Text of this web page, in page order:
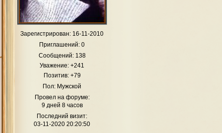
Зарегистрирован: 16-11-2010
Приглашений: 0
Сообщений:138
Уважение: +241
Позитив: +79
Пол: Мужской
Провел на форуме:
9 дней 8 часов
Последний визит:
03-11-2020 20:20:50